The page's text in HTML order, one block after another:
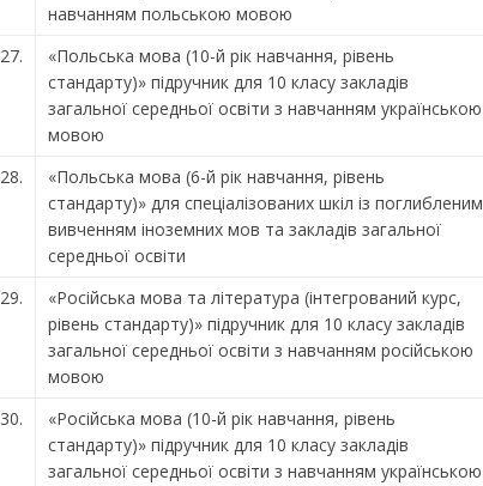
навчанням польською мовою
27.
«Польська мова (10-й рік навчання, рівень
стандарту)» підручник для 10 класу закладів
загальної середньої освіти з навчанням українською
мовою
28.
«Польська мова (6-й рік навчання, рівень
стандарту)» для спеціалізованих шкіл із поглибленим
вивченням іноземних мов та закладів загальної
середньої освіти
29.
«Російська мова та література (інтегрований курс,
рівень стандарту)» підручник для 10 класу закладів
загальної середньої освіти з навчанням російською
мовою
30.
«Російська мова (10-й рік навчання, рівень
стандарту)» підручник для 10 класу закладів
загальної середньої освіти з навчанням українською